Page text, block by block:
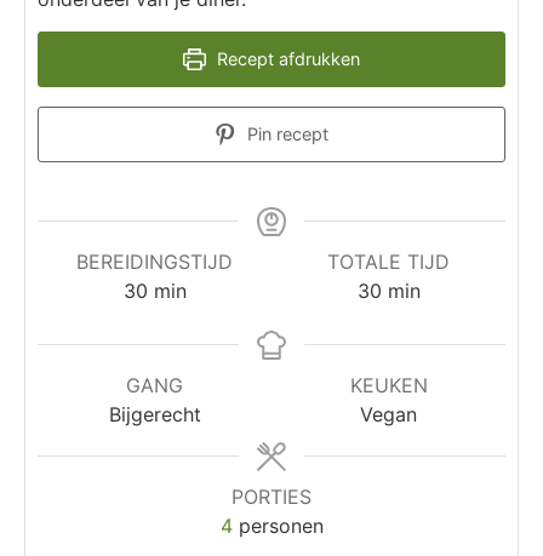
Recept afdrukken
Pin recept
BEREIDINGSTIJD
30 min
TOTALE TIJD
30 min
GANG
Bijgerecht
KEUKEN
Vegan
PORTIES
4 personen